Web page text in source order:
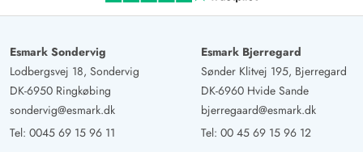
Esmark Sondervig
Lodbergsvej 18, Sondervig
DK-6950 Ringkøbing
sondervig@esmark.dk
Tel: 0045 69 15 96 11
Esmark Bjerregard
Sønder Klitvej 195, Bjerregard
DK-6960 Hvide Sande
bjerregaard@esmark.dk
Tel: 00 45 69 15 96 12